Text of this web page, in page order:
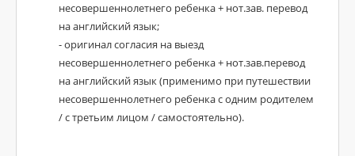
несовершеннолетнего ребенка + нот.зав. перевод
на английский язык;
- оригинал согласия на выезд
несовершеннолетнего ребенка + нот.зав.перевод
на английский язык (применимо при путешествии
несовершеннолетнего ребенка с одним родителем
/ с третьим лицом / самостоятельно).